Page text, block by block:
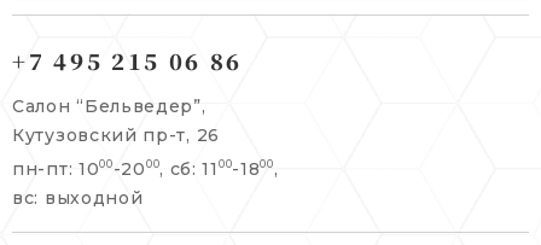
info@belveder-e.ru
пн-пт: 10:00-20:00
сб, вс: выходной
Берсеневский переулок, 3/10с7
+7 495 477 45 43
info@belveder-e.ru
пн-пт: 10:00-19:00
+7 495 215 06 86
Салон “Бельведер”,
Кутузовский пр-т, 26
пн-пт: 1000 -20 00, сб: 11 00-1800 ,
вс: выходной